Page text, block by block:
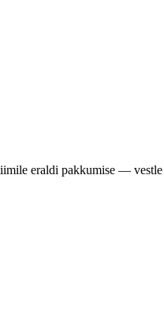
eraldi pakkumise — vestle